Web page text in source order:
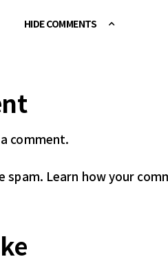
HIDE COMMENTS
comment.
spam. Learn how your